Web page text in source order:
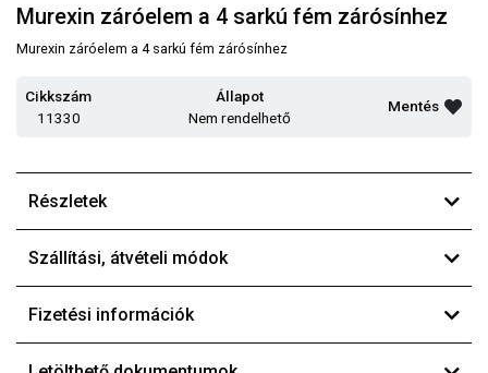
Murexin záróelem a 4 sarkú fém zárósínhez
Murexin záróelem a 4 sarkú fém zárósínhez
Cikkszám
11330
Állapot
Nem rendelhető
Mentés
Részletek
Szállítási, átvételi módok
Fizetési információk